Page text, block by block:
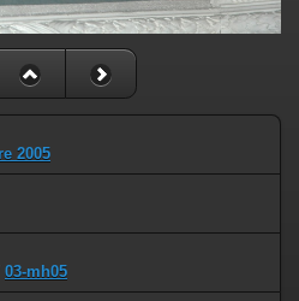
2005
03-mh05